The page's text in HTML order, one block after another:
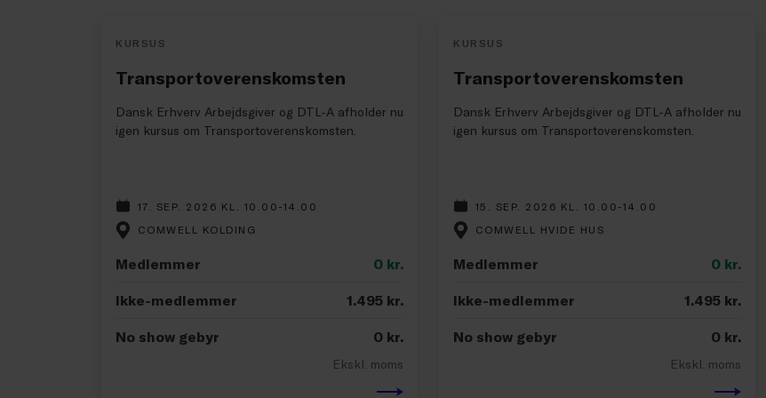
KURSUS
Transportoverenskomsten
Dansk Erhverv Arbejdsgiver og DTL-A afholder nu
igen kursus om Transportoverenskomsten.
17. SEP. 2026 KL. 10.00-14.00
COMWELL KOLDING
Medlemmer 0 kr.
Ikke-medlemmer 1.495 kr.
No show gebyr 0 kr.
Ekskl. moms
KURSUS
Transportoverenskomsten
Dansk Erhverv Arbejdsgiver og DTL-A afholder nu
igen kursus om Transportoverenskomsten.
15. SEP. 2026 KL. 10.00-14.00
COMWELL HVIDE HUS
Medlemmer 0 kr.
Ikke-medlemmer 1.495 kr.
No show gebyr 0 kr.
Ekskl. moms